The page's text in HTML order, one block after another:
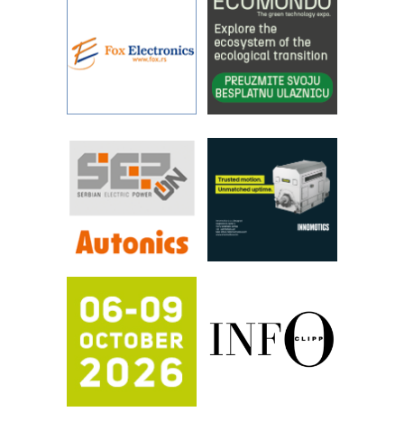
YAMADA pumpe – japanska
pouzdanost u transferu fluida
Filtration Group Industrial – Napredna
rešenja za filtraciju u hidrauličkim i
procesnim sistemima
Art Utopia Studio – vizuelne priče
RILINEX kompanije Rittal
FANUC: Najbolje za vašu pametnu
automatizaciju
Efikasno upravljanje energijom
Automatizacija pakovanja · Display
Proizvodnja iC7 Hybrid 1500 VDC
mrežnog pretvarača sa tečnim
hlađenjem
Potpuna efikasnost bez složenih
sistema